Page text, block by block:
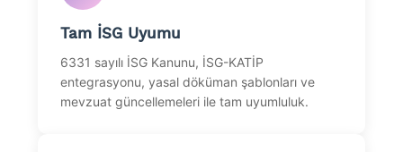
Tam İSG Uyumu
6331 sayılı İSG Kanunu, İSG-KATİP
entegrasyonu, yasal döküman şablonları ve
mevzuat güncellemeleri ile tam uyumluluk.